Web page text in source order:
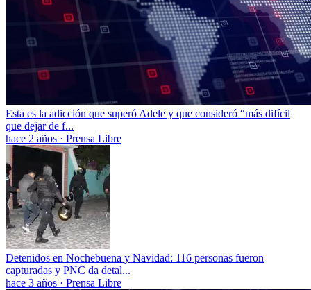
Esta es la adicción que superó Adele y que consideró “más difícil
que dejar de f...
hace 2 años · Prensa Libre
Detenidos en Nochebuena y Navidad: 116 personas fueron
capturadas y PNC da detal...
hace 3 años · Prensa Libre